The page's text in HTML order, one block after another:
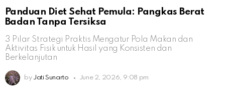
Panduan Diet Sehat Pemula: Pangkas Berat
Badan Tanpa Tersiksa
3 Pilar Strategi Praktis Mengatur Pola Makan dan
Aktivitas Fisik untuk Hasil yang Konsisten dan
Berkelanjutan
by Jati Sunarto June 2, 2026, 9:08 pm